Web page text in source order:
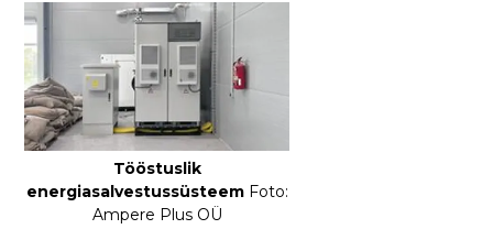
Tööstuslik
energiasalvestussüsteemFoto:
Ampere Plus OÜ